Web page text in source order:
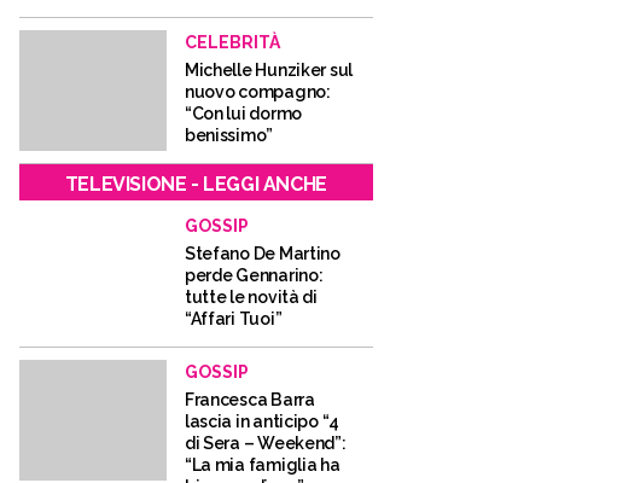
CELEBRITÀ
Michelle Hunziker sul
nuovo compagno:
“Con lui dormo
benissimo”
TELEVISIONE - LEGGI ANCHE
GOSSIP
Stefano De Martino
perde Gennarino:
tutte le novità di
“Affari Tuoi”
GOSSIP
Francesca Barra
lascia in anticipo “4
di Sera – Weekend”:
“La mia famiglia ha